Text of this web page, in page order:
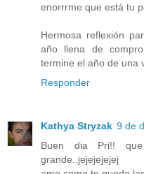
enorrrme que está tu
Hermosa reflexión
año llena de
termine el año de una
Responder
Kathya Stryzak 9 de
Buen dia Pri!!
grande..jejejejejej